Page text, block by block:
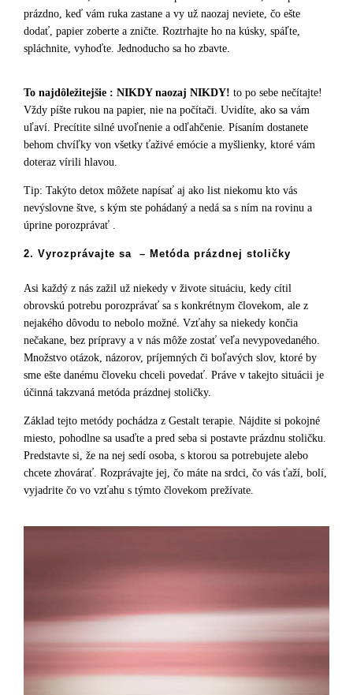
prázdno, keď vám ruka zastane a vy už naozaj neviete, čo ešte
dodať, papier zoberte a zničte. Roztrhajte ho na kúsky, spáľte,
spláchnite, vyhoďte. Jednoducho sa ho zbavte.
To najdôležitejšie : NIKDY naozaj NIKDY! to po sebe nečítajte!
Vždy píšte rukou na papier, nie na počítači. Uvidíte, ako sa vám
uľaví. Precítite silné uvoľnenie a odľahčenie. Písaním dostanete
behom chvíľky von všetky ťaživé emócie a myšlienky, ktoré vám
doteraz vírili hlavou.
Tip: Takýto detox môžete napísať aj ako list niekomu kto vás
nevýslovne štve, s kým ste pohádaný a nedá sa s ním na rovinu a
úprine porozprávať .
2. Vyrozprávajte sa – Metóda prázdnej stoličky
Asi každý z nás zažil už niekedy v živote situáciu, kedy cítil
obrovskú potrebu porozprávať sa s konkrétnym človekom, ale z
nejakého dôvodu to nebolo možné. Vzťahy sa niekedy končia
nečakane, bez prípravy a v nás môže zostať veľa nevypovedaného.
Množstvo otázok, názorov, príjemných či boľavých slov, ktoré by
sme ešte danému človeku chceli povedať. Práve v takejto situácii je
účinná takzvaná metóda prázdnej stoličky.
Základ tejto metódy pochádza z Gestalt terapie. Nájdite si pokojné
miesto, pohodlne sa usaďte a pred seba si postavte prázdnu stoličku.
Predstavte si, že na nej sedí osoba, s ktorou sa potrebujete alebo
chcete zhovárať. Rozprávajte jej, čo máte na srdci, čo vás ťaží, bolí,
vyjadrite čo vo vzťahu s týmto človekom prežívate.